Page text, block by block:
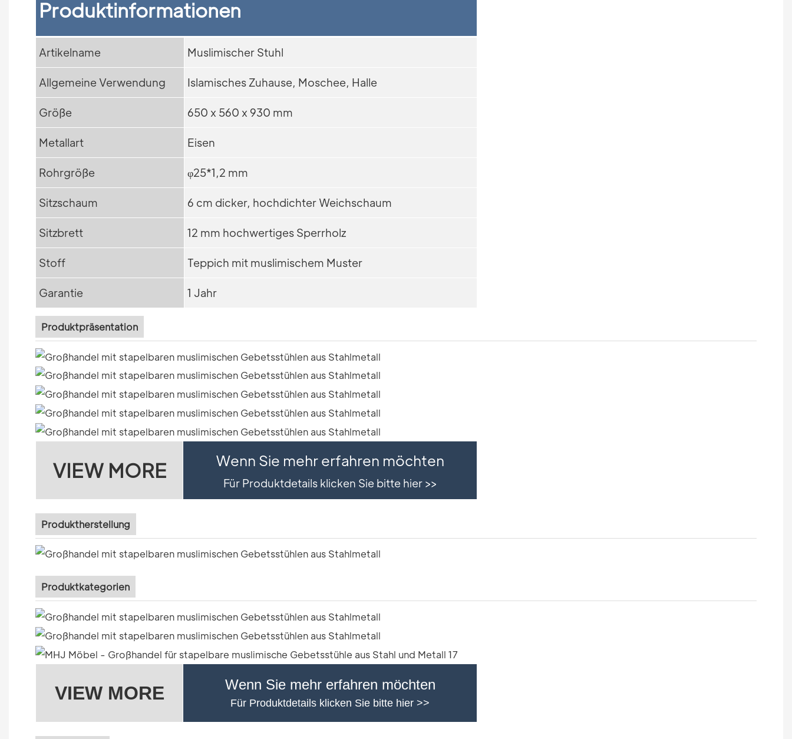
Produktinformationen
Artikelname Muslimischer Stuhl
Allgemeine Verwendung Islamisches Zuhause, Moschee, Halle
Größe 650 x 560 x 930 mm
Metallart Eisen
Rohrgröße φ25*1,2 mm
Sitzschaum 6 cm dicker, hochdichter Weichschaum
Sitzbrett 12 mm hochwertiges Sperrholz
Stoff Teppich mit muslimischem Muster
Garantie 1 Jahr
Produktpräsentation
VIEW MORE Wenn Sie mehr erfahren möchten
Für Produktdetails klicken Sie bitte hier >>
Produktherstellung
Produktkategorien
VIEW MORE Wenn Sie mehr erfahren möchten
Für Produktdetails klicken Sie bitte hier >>